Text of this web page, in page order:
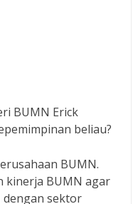
BUMN Erick
beliau?
BUMN.
kinerja BUMN agar
dengan sektor